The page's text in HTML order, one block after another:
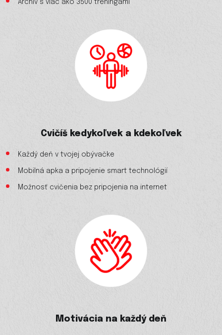
Archív s viac ako 3500 tréningami
Cvičíš kedykoľvek a kdekoľvek
Každý deň v tvojej obývačke
Mobilná apka a pripojenie smart technológií
Možnosť cvičenia bez pripojenia na internet
Motivácia na každý deň